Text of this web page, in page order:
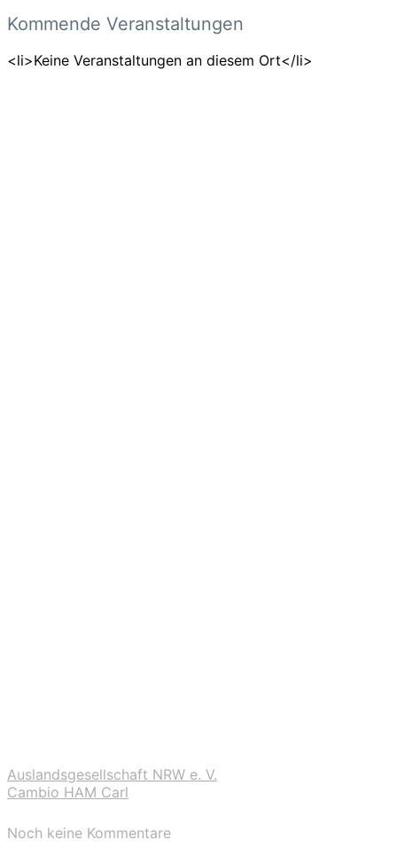
Kommende Veranstaltungen
<li>Keine Veranstaltungen an diesem Ort</li>
Auslandsgesellschaft NRW e. V.
Cambio HAM Carl
Noch keine Kommentare